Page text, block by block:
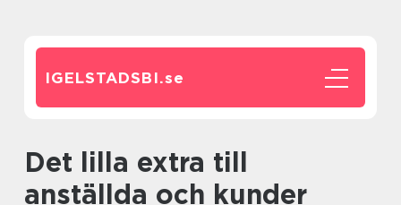
IGELSTADSBI.se
Det lilla extra till
anställda och kunder